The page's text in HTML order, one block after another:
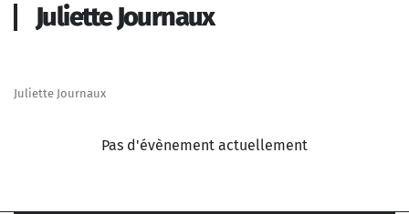
Juliette Journaux
Juliette Journaux
Pas d'évènement actuellement